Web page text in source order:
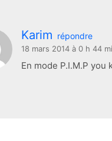
Karim répondre
18 mars 2014 à 0 h 44
En mode P.I.M.P you